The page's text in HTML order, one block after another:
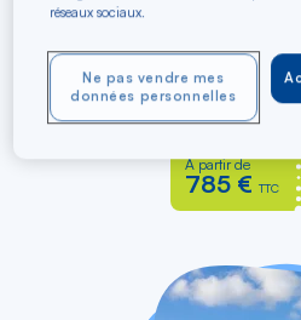
Lyon Part-Dieu
vers
Saint-Martin
Aller /
À partir de
785 € TTC
réseaux sociaux.
Ne pas vendre mes
données personnelles